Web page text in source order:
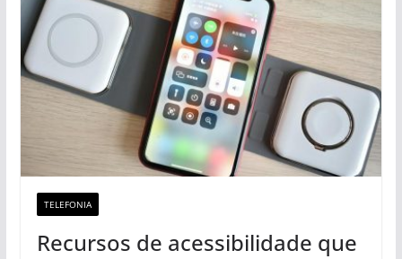
TELEFONIA
Recursos de acessibilidade que